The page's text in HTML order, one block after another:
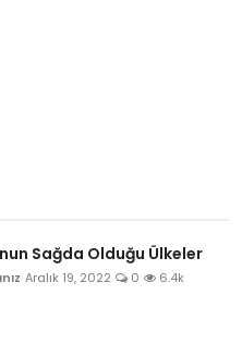
Sağda Olduğu Ülkeler
Aralık 19, 2022 0 6.4k